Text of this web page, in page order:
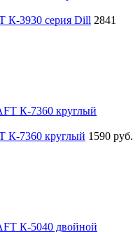
К-3930 серия Dill 2841
К-7360 круглый 1590 руб.